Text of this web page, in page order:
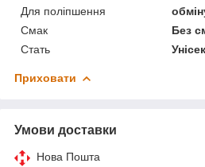
Для поліпшення
Смак
Без
Стать
Приховати
Умови доставки
Нова Пошта